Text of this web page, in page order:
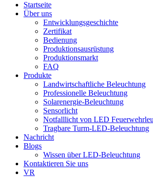
Startseite
Über uns
Entwicklungsgeschichte
Zertifikat
Bedienung
Produktionsausrüstung
Produktionsmarkt
FAQ
Produkte
Landwirtschaftliche Beleuchtung
Professionelle Beleuchtung
Solarenergie-Beleuchtung
Sensorlicht
Notfalllicht von LED
Tragbare Turm-LED-Beleuchtung
Nachricht
Blogs
Wissen über LED-Beleuchtung
Kontaktieren Sie uns
VR